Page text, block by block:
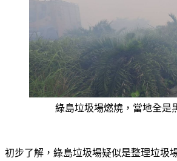
綠島垃圾場燃燒，當地全是
初步了解，綠島垃圾場疑似是整理垃圾